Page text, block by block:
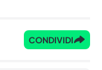
CONDIVIDI